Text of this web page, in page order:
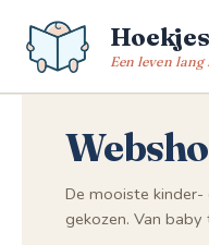
naar
Een leven lang
De mooiste
gekozen. Van